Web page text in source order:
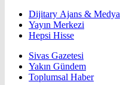
Dijitary Ajans & Medya
Yayın Merkezi
Hepsi Hisse
Sivas Gazetesi
Yakın Gündem
Toplumsal Haber